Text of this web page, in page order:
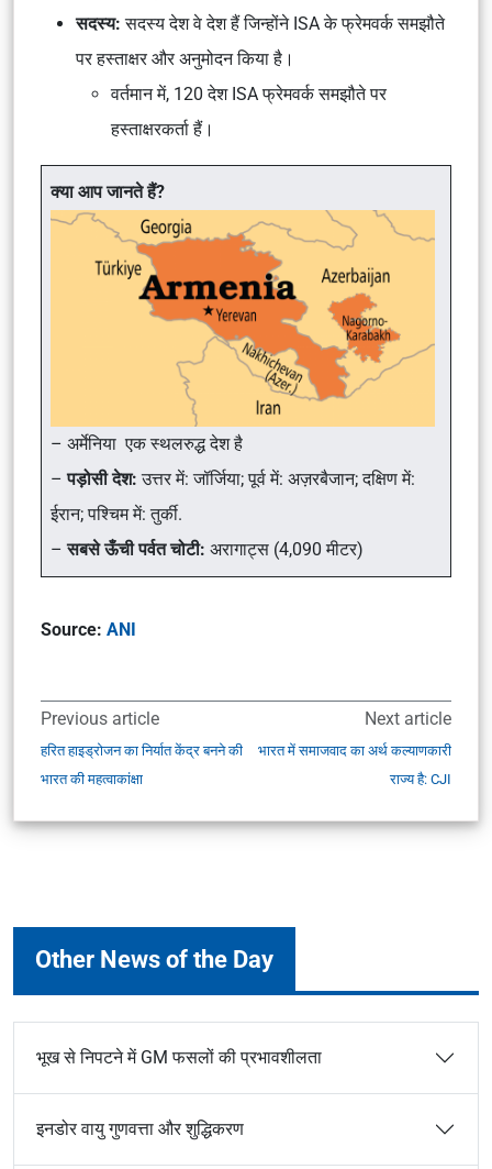
सदस्य:सदस्य देश वे देश हैं जिन्होंने ISA के फ्रेमवर्क समझौते
पर हस्ताक्षर और अनुमोदन किया है।
वर्तमान में, 120 देश ISA फ्रेमवर्क समझौते पर
हस्ताक्षरकर्ता हैं।
क्या आप जानते हैं?
– अर्मेनिया एक स्थलरुद्ध देश है
–पड़ोसी देश: उत्तर में: जॉर्जिया; पूर्व में: अज़रबैजान; दक्षिण में:
ईरान; पश्चिम में: तुर्की.
–सबसे ऊँची पर्वत चोटी: अरागाट्स (4,090 मीटर)
Source: ANI
Previous article
हरित हाइड्रोजन का निर्यात केंद्र बनने की
भारत की महत्वाकांक्षा
Next article
भारत में समाजवाद का अर्थ कल्याणकारी
राज्य है: CJI
Other News of the Day
भूख से निपटने में GM फसलों की प्रभावशीलता
इनडोर वायु गुणवत्ता और शुद्धिकरण